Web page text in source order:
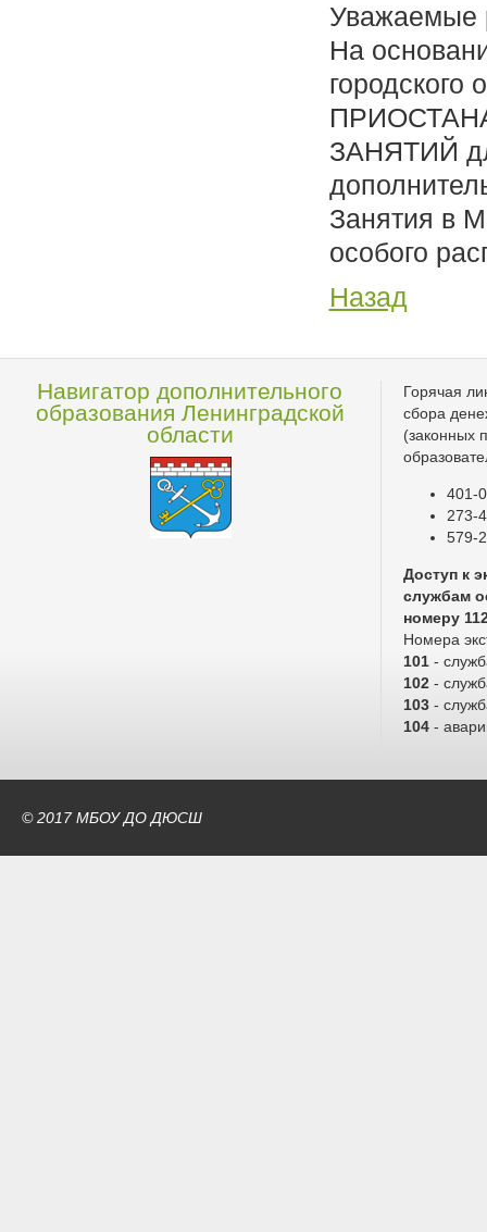
Уважаемые
На
городского
ЗАНЯТИЙ
Занятия в
особого
Назад
Навигатор дополнительного
образования Ленинградской
области
Горячая
сбора
(законных
401-
273-
579-
Доступ к
службам
номеру
Номера
101-
102-
103-
104-
© 2017 МБОУ ДО ДЮСШ